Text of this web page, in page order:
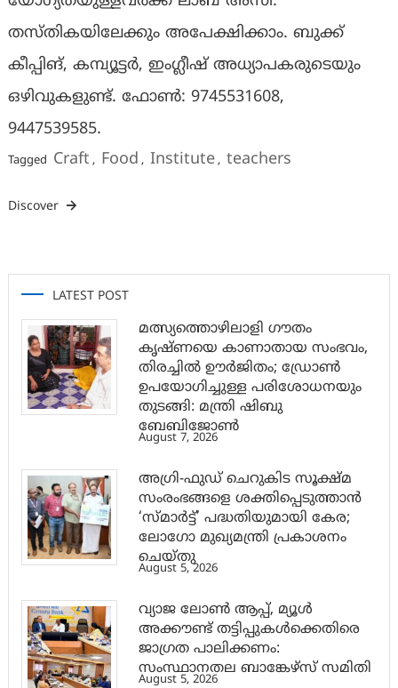
തസ്തികയിലേക്കും അപേക്ഷിക്കാം. ബുക്ക്
കീപ്പിങ്, കമ്പ്യൂട്ടര്‍, ഇംഗ്ലീഷ് അധ്യാപകരുടെയും
ഒഴിവുകളുണ്ട്. ഫോണ്‍: 9745531608,
9447539585.
Tagged Craft , Food , Institute, teachers
Discover
LATEST POST
മത്സ്യത്തൊഴിലാളി ഗൗതം
കൃഷ്ണയെ കാണാതായ സംഭവം,
തിരച്ചിൽ ഊർജിതം; ഡ്രോണ്‍
ഉപയോഗിച്ചുള്ള പരിശോധനയും
തുടങ്ങി: മന്ത്രി ഷിബു
ബേബിജോണ്‍
August 7, 2026
അഗ്രി-ഫുഡ് ചെറുകിട സൂക്ഷ്മ
സംരംഭങ്ങളെ ശക്തിപ്പെടുത്താന്‍
‘സ്മാര്‍ട്ട്’ പദ്ധതിയുമായി കേര;
ലോഗോ മുഖ്യമന്ത്രി പ്രകാശനം
ചെയ്തു
August 5, 2026
വ്യാജ ലോൺ ആപ്പ്, മ്യൂൾ
അക്കൗണ്ട് തട്ടിപ്പുകൾക്കെതിരെ
ജാ​ഗ്രത പാലിക്കണം:
സംസ്ഥാനതല ബാങ്കേഴ്സ് സമിതി
August 5, 2026